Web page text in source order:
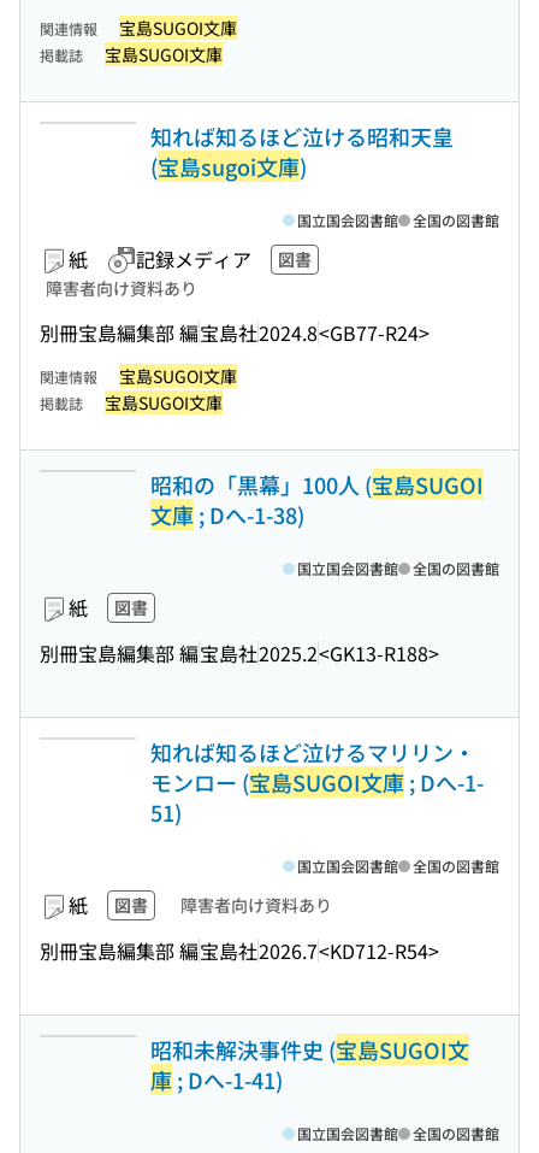
関連情報 宝島SUGOI文庫
掲載誌 宝島SUGOI文庫
知れば知るほど泣ける昭和天皇
(宝島sugoi文庫)
紙 記録メディア
図書
障害者向け資料あり
別冊宝島編集部 編宝島社2024.8<GB77-R24>
国立国会図書館 全国の図書館
関連情報 宝島SUGOI文庫
掲載誌 宝島SUGOI文庫
昭和の「黒幕」100人 (宝島SUGOI
文庫; Dへ-1-38)
紙 図書
別冊宝島編集部 編宝島社2025.2<GK13-R188>
国立国会図書館 全国の図書館
知れば知るほど泣けるマリリン・
モンロー (宝島SUGOI文庫; Dへ-1-
51)
紙 図書 障害者向け資料あり
別冊宝島編集部 編宝島社2026.7<KD712-R54>
国立国会図書館 全国の図書館
昭和未解決事件史 (宝島SUGOI文
庫; Dへ-1-41)
国立国会図書館 全国の図書館